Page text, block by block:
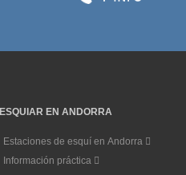
ESQUIAR EN ANDORRA
Estaciones de esquí en Andorra
Información práctica